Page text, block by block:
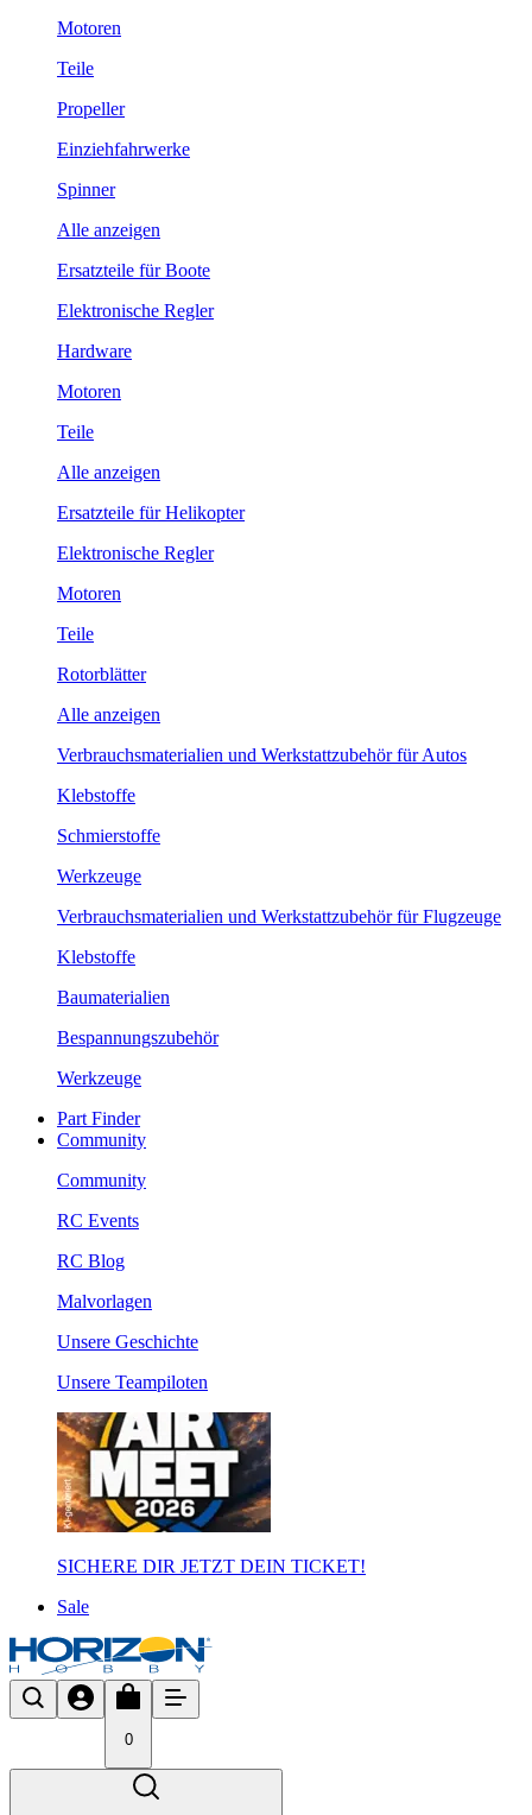
Motoren
Teile
Propeller
Einziehfahrwerke
Spinner
Alle anzeigen
Ersatzteile für Boote
Elektronische Regler
Hardware
Motoren
Teile
Alle anzeigen
Ersatzteile für Helikopter
Elektronische Regler
Motoren
Teile
Rotorblätter
Alle anzeigen
Verbrauchsmaterialien und Werkstattzubehör für Autos
Klebstoffe
Schmierstoffe
Werkzeuge
Verbrauchsmaterialien und Werkstattzubehör für Flugzeuge
Klebstoffe
Baumaterialien
Bespannungszubehör
Werkzeuge
Part Finder
Community
Community
RC Events
RC Blog
Malvorlagen
Unsere Geschichte
Unsere Teampiloten
SICHERE DIR JETZT DEIN TICKET!
Sale
0